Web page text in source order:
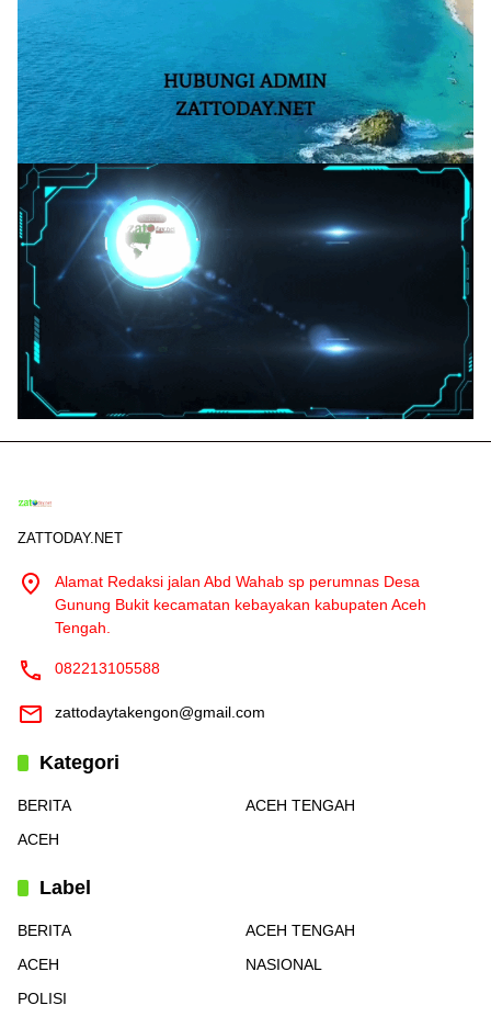
ZATTODAY.NET
Alamat Redaksi jalan Abd Wahab sp perumnas Desa
Gunung Bukit kecamatan kebayakan kabupaten Aceh
Tengah.
082213105588
zattodaytakengon@gmail.com
Kategori
BERITA
ACEH TENGAH
ACEH
Label
BERITA
ACEH TENGAH
ACEH
NASIONAL
POLISI